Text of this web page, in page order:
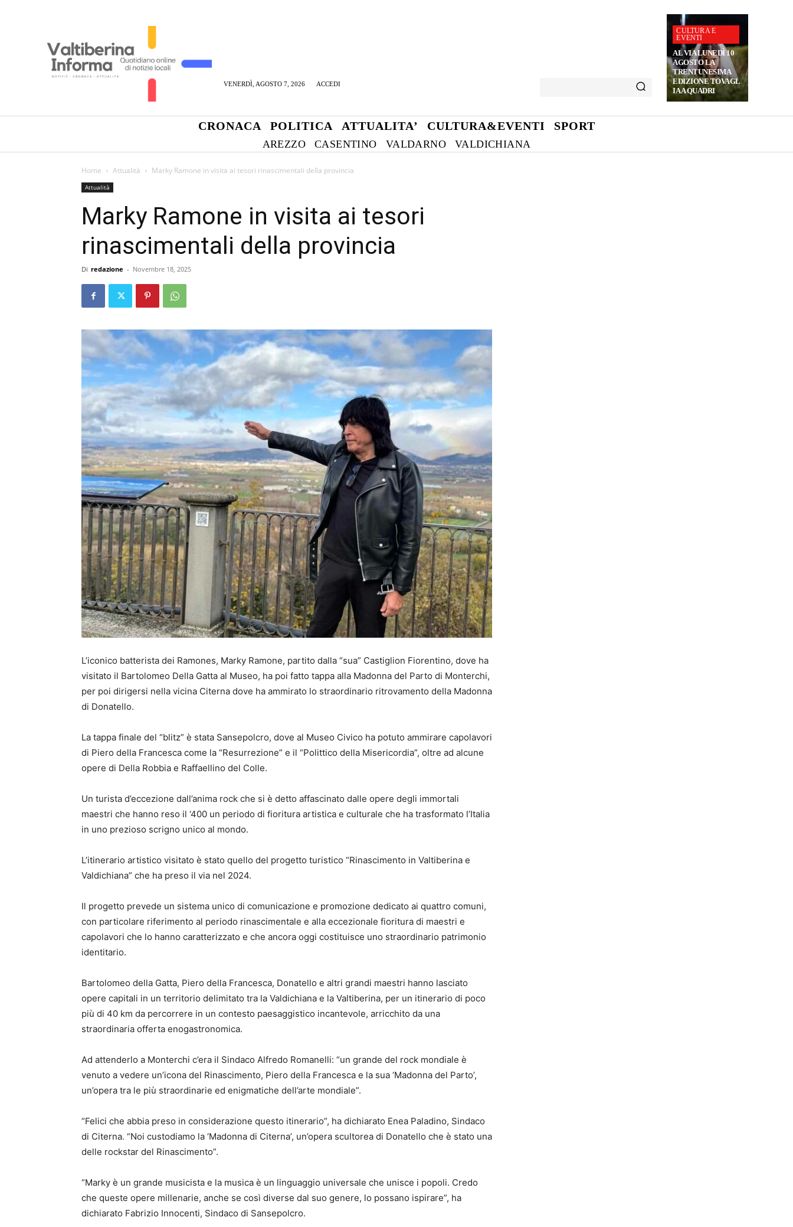
VENERDÌ, AGOSTO 7, 2026 ACCEDI
CULTURA E
EVENTI
AL VIA LUNEDÌ 10
AGOSTO LA
TRENTUNESIMA
EDIZIONE TOVAGL
IA A QUADRI
CRONACA POLITICA ATTUALITA’ CULTURA&EVENTI SPORT
AREZZO CASENTINO VALDARNO VALDICHIANA
Home Attualità Marky Ramone in visita ai tesori rinascimentali della provincia
Attualità
Marky Ramone in visita ai tesori
rinascimentali della provincia
Di redazione - Novembre 18, 2025
L’iconico batterista dei Ramones, Marky Ramone, partito dalla “sua” Castiglion Fiorentino, dove ha
visitato il Bartolomeo Della Gatta al Museo, ha poi fatto tappa alla Madonna del Parto di Monterchi,
per poi dirigersi nella vicina Citerna dove ha ammirato lo straordinario ritrovamento della Madonna
di Donatello.
La tappa finale del “blitz” è stata Sansepolcro, dove al Museo Civico ha potuto ammirare capolavori
di Piero della Francesca come la “Resurrezione” e il “Polittico della Misericordia”, oltre ad alcune
opere di Della Robbia e Raffaellino del Colle.
Un turista d’eccezione dall’anima rock che si è detto affascinato dalle opere degli immortali
maestri che hanno reso il ‘400 un periodo di fioritura artistica e culturale che ha trasformato l’Italia
in uno prezioso scrigno unico al mondo.
L’itinerario artistico visitato è stato quello del progetto turistico “Rinascimento in Valtiberina e
Valdichiana” che ha preso il via nel 2024.
Il progetto prevede un sistema unico di comunicazione e promozione dedicato ai quattro comuni,
con particolare riferimento al periodo rinascimentale e alla eccezionale fioritura di maestri e
capolavori che lo hanno caratterizzato e che ancora oggi costituisce uno straordinario patrimonio
identitario.
Bartolomeo della Gatta, Piero della Francesca, Donatello e altri grandi maestri hanno lasciato
opere capitali in un territorio delimitato tra la Valdichiana e la Valtiberina, per un itinerario di poco
più di 40 km da percorrere in un contesto paesaggistico incantevole, arricchito da una
straordinaria offerta enogastronomica.
Ad attenderlo a Monterchi c’era il Sindaco Alfredo Romanelli: “un grande del rock mondiale è
venuto a vedere un’icona del Rinascimento, Piero della Francesca e la sua ‘Madonna del Parto’,
un’opera tra le più straordinarie ed enigmatiche dell’arte mondiale”.
“Felici che abbia preso in considerazione questo itinerario”, ha dichiarato Enea Paladino, Sindaco
di Citerna. “Noi custodiamo la ‘Madonna di Citerna’, un’opera scultorea di Donatello che è stato una
delle rockstar del Rinascimento”.
“Marky è un grande musicista e la musica è un linguaggio universale che unisce i popoli. Credo
che queste opere millenarie, anche se così diverse dal suo genere, lo possano ispirare”, ha
dichiarato Fabrizio Innocenti, Sindaco di Sansepolcro.